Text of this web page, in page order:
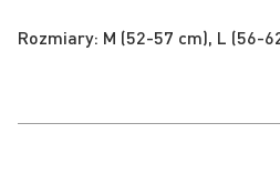
Rozmiary: M (52-57 cm), L (56-